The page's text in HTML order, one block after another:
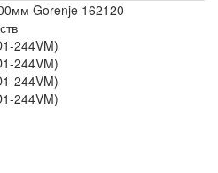
Gorenje 162120
244VM)
244VM)
244VM)
244VM)